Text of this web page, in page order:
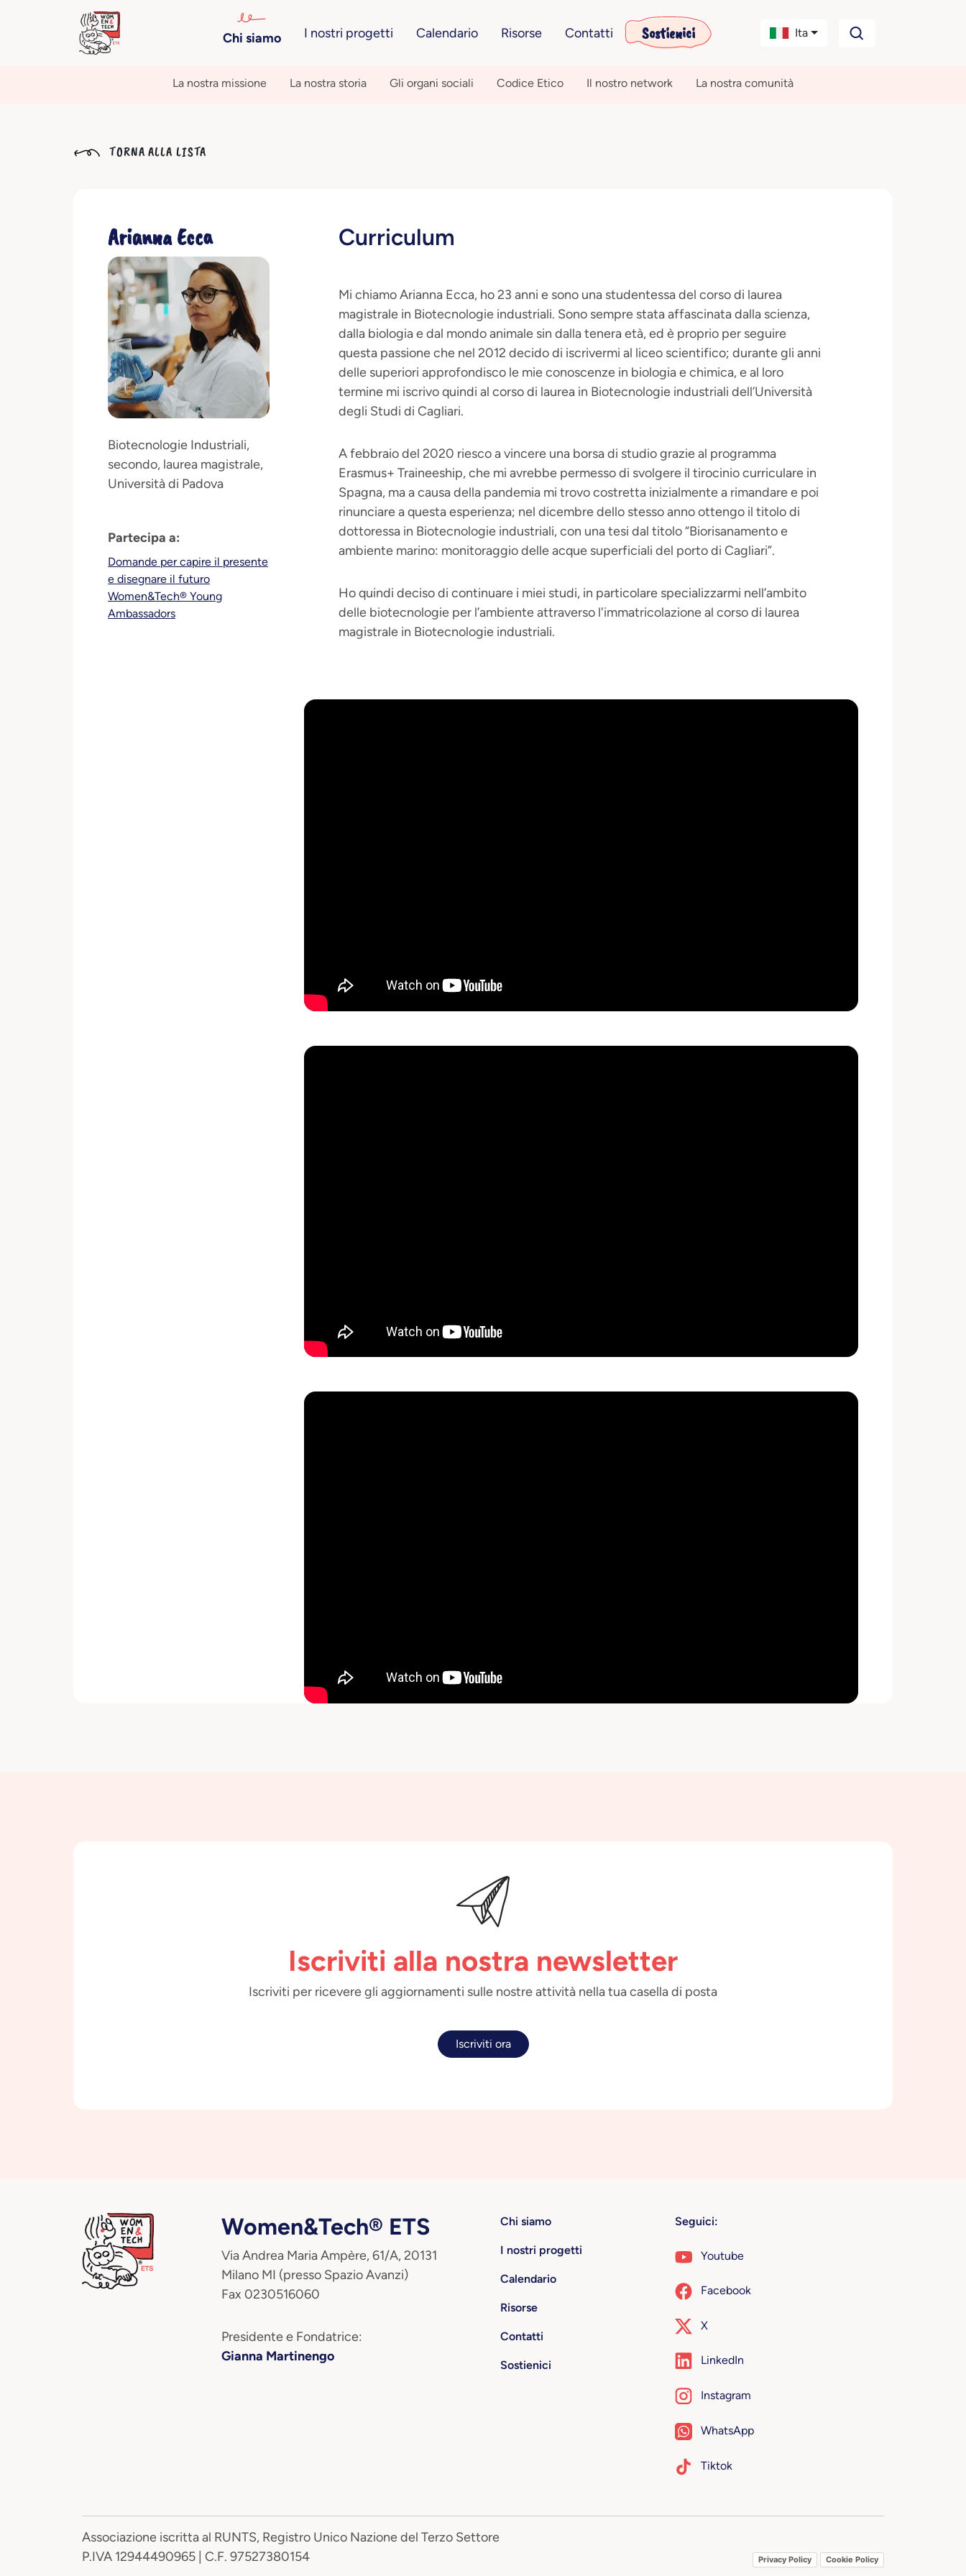
Chi siamo I nostri progetti Calendario Risorse Contatti Sostienici Ita
La nostra missione La nostra storia Gli organi sociali Codice Etico Il nostro network La nostra comunità
TORNA ALLA LISTA
Arianna Ecca
Biotecnologie Industriali,
secondo, laurea magistrale,
Università di Padova
Partecipa a:
Domande per capire il presente
e disegnare il futuro
Women&Tech® Young
Ambassadors
Curriculum
Mi chiamo Arianna Ecca, ho 23 anni e sono una studentessa del corso di laurea
magistrale in Biotecnologie industriali. Sono sempre stata affascinata dalla scienza,
dalla biologia e dal mondo animale sin dalla tenera età, ed è proprio per seguire
questa passione che nel 2012 decido di iscrivermi al liceo scientifico; durante gli anni
delle superiori approfondisco le mie conoscenze in biologia e chimica, e al loro
termine mi iscrivo quindi al corso di laurea in Biotecnologie industriali dell’Università
degli Studi di Cagliari.
A febbraio del 2020 riesco a vincere una borsa di studio grazie al programma
Erasmus+ Traineeship, che mi avrebbe permesso di svolgere il tirocinio curriculare in
Spagna, ma a causa della pandemia mi trovo costretta inizialmente a rimandare e poi
rinunciare a questa esperienza; nel dicembre dello stesso anno ottengo il titolo di
dottoressa in Biotecnologie industriali, con una tesi dal titolo “Biorisanamento e
ambiente marino: monitoraggio delle acque superficiali del porto di Cagliari”.
Ho quindi deciso di continuare i miei studi, in particolare specializzarmi nell’ambito
delle biotecnologie per l’ambiente attraverso l'immatricolazione al corso di laurea
magistrale in Biotecnologie industriali.
Iscriviti alla nostra newsletter
Iscriviti per ricevere gli aggiornamenti sulle nostre attività nella tua casella di posta
Iscriviti ora
Women&Tech® ETS
Via Andrea Maria Ampère, 61/A, 20131
Milano MI (presso Spazio Avanzi)
Fax 0230516060
Presidente e Fondatrice:
Gianna Martinengo
Chi siamo
I nostri progetti
Calendario
Risorse
Contatti
Sostienici
Seguici:
Youtube
Facebook
X
LinkedIn
Instagram
WhatsApp
Tiktok
Associazione iscritta al RUNTS, Registro Unico Nazione del Terzo Settore
P.IVA 12944490965 | C.F. 97527380154
Privacy Policy Cookie Policy